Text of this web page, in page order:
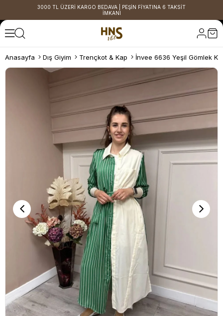
3000 TL ÜZERİ KARGO BEDAVA | PEŞİN FİYATINA 6 TAKSİT
İMKANI
Anasayfa Dış Giyim Trençkot & Kap İnvee 6636 Yeşil Gömlek